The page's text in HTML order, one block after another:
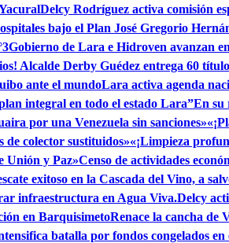
Delcy Rodríguez activa comisión
bajo el Plan José Gregorio
Gobierno de Lara e Hidroven avanzan
Alcalde Derby Guédez entrega 60
ante el mundoLara activa agenda
integral en todo el estado Lara”En su
por una Venezuela sin sanciones»
de colector sustituidos»«¡Limpieza
Unión y Paz»Censo de actividades
exitoso en la Cascada del Vino, a
infraestructura en Agua Viva.Delcy
en BarquisimetoRenace la cancha de
batalla por fondos congelados